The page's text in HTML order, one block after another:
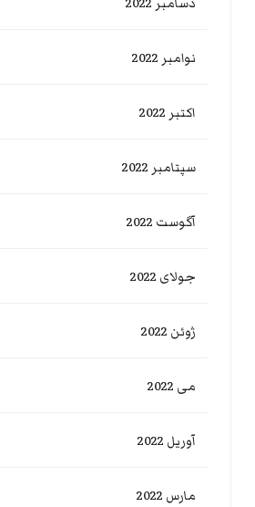
نوامبر 2022
اکتبر 2022
سپتامبر 2022
آگوست 2022
جولای 2022
ژوئن 2022
می 2022
آوریل 2022
مارس 2022